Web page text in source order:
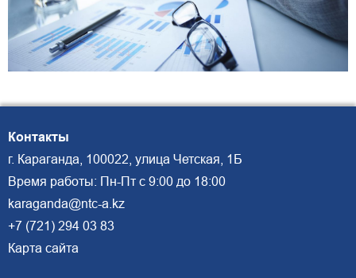
Контакты
г. Караганда, 100022, улица Четская, 1Б
Время работы: Пн-Пт с 9:00 до 18:00
karaganda@ntc-a.kz
+7 (721) 294 03 83
Карта сайта